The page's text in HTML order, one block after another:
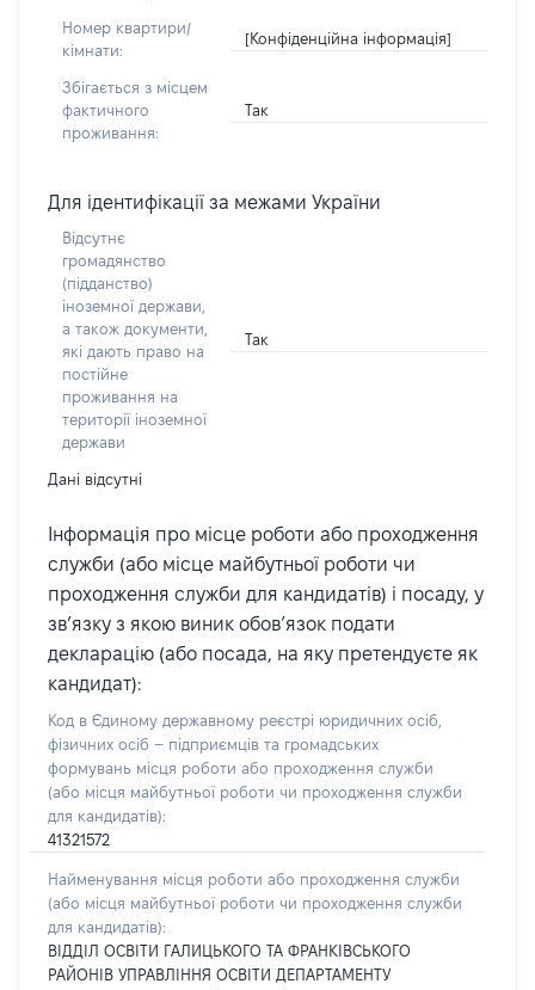
Номер квартири/
кімнати:
[Конфіденційна інформація]
Збігається з місцем
фактичного
проживання:
Так
Для ідентифікації за межами України
Відсутнє
громадянство
(підданство)
іноземної держави,
а також документи,
які дають право на
постійне
проживання на
території іноземної
держави
Так
Дані відсутні
Інформація про місце роботи або проходження
служби (або місце майбутньої роботи чи
проходження служби для кандидатів) і посаду, у
зв’язку з якою виник обов’язок подати
декларацію (або посада, на яку претендуєте як
кандидат):
Код в Єдиному державному реєстрі юридичних осіб,
фізичних осіб – підприємців та громадських
формувань місця роботи або проходження служби
(або місця майбутньої роботи чи проходження служби
для кандидатів):
41321572
Найменування місця роботи або проходження служби
(або місця майбутньої роботи чи проходження служби
для кандидатів):
ВІДДІЛ ОСВІТИ ГАЛИЦЬКОГО ТА ФРАНКІВСЬКОГО
РАЙОНІВ УПРАВЛІННЯ ОСВІТИ ДЕПАРТАМЕНТУ